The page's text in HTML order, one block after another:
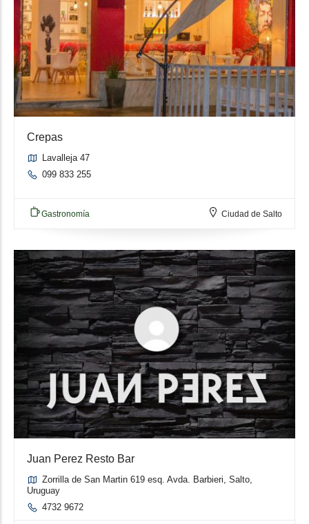
Crepas
Lavalleja 47
099 833 255
Gastronomía Ciudad de Salto
Juan Perez Resto Bar
Zorrilla de San Martin 619 esq. Avda. Barbieri, Salto,
Uruguay
4732 9672